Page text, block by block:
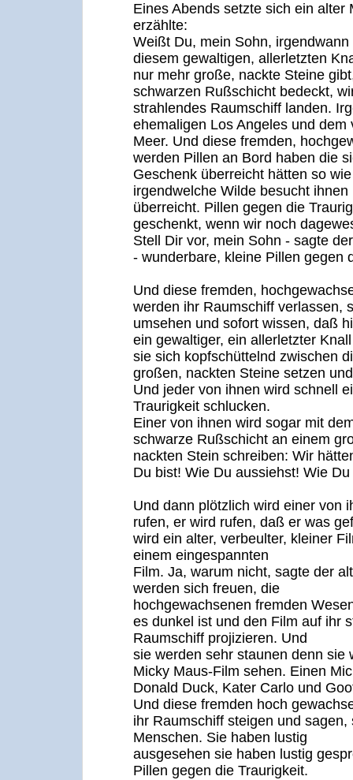
Eines Abends setzte sich ein alter
erzählte:
Weißt Du, mein Sohn,
diesem gewaltigen, allerletzten
nur mehr große, nackte Steine
schwarzen Rußschicht bedeckt,
strahlendes Raumschiff landen.
ehemaligen Los Angeles und
Meer. Und diese fremden,
werden Pillen an Bord haben die
Geschenk überreicht hätten so
irgendwelche Wilde besucht
überreicht. Pillen gegen die
geschenkt, wenn wir noch
Stell Dir vor, mein Sohn - sagte
- wunderbare, kleine Pillen gegen
Und diese fremden,
werden ihr Raumschiff verlassen,
umsehen und sofort wissen, daß
ein gewaltiger, ein allerletzter
sie sich kopfschüttelnd zwischen
großen, nackten Steine setzen
Und jeder von ihnen wird schnell
Traurigkeit schlucken.
Einer von ihnen wird sogar mit
schwarze Rußschicht an einem
nackten Stein schreiben: Wir
Du bist! Wie Du aussiehst! Wie
Und dann plötzlich wird einer von
rufen, er wird rufen, daß er was
wird ein alter, verbeulter, kleiner
einem eingespannten
Film. Ja, warum nicht, sagte der
werden sich freuen, die
hochgewachsenen fremden
es dunkel ist und den Film auf ihr
Raumschiff projizieren. Und
sie werden sehr staunen denn sie
Micky Maus-Film sehen. Einen
Donald Duck, Kater Carlo und
Und diese fremden hoch
ihr Raumschiff steigen und
Menschen. Sie haben lustig
ausgesehen sie haben lustig
Pillen gegen die Traurigkeit.